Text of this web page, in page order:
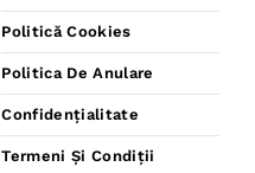
Politică Cookies
Politica De Anulare
Confidențialitate
Termeni Și Condiții